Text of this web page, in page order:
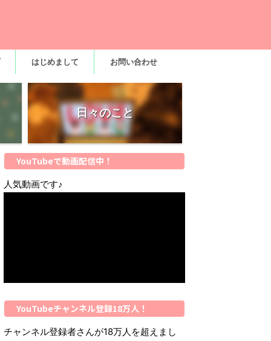
はじめまして お問い合わせ
日々のこと
YouTubeで動画配信中！
人気動画です♪
YouTubeチャンネル登録18万人！
チャンネル登録者さんが18万人を超えまし